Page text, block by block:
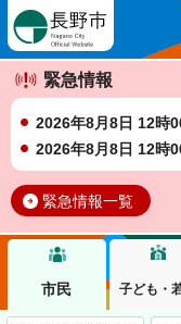
緊急情報
2026年8月8日 12時
2026年8月8日 12時
緊急情報一覧
市民 子ども・